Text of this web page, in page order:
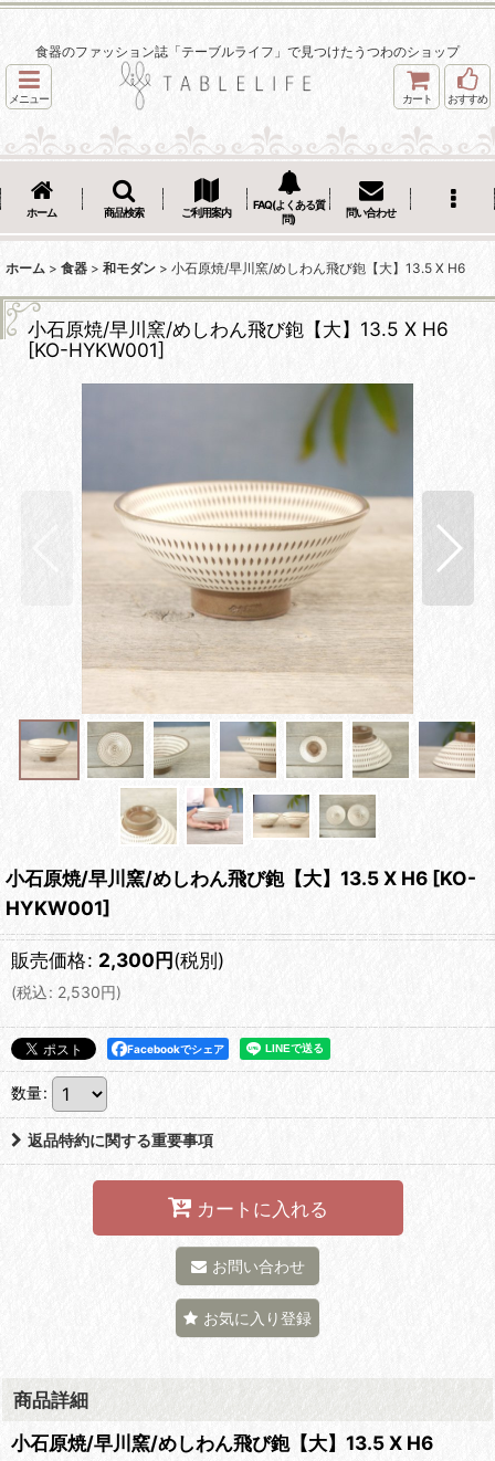
食器のファッション誌「テーブルライフ」で見つけたうつわのショップ
メニュー カート おすすめ
ホーム 商品検索 ご利用案内
FAQ(よくある質
問)
問い合わせ
ホーム > 食器 > 和モダン > 小石原焼/早川窯/めしわん飛び鉋【大】13.5 X H6
小石原焼/早川窯/めしわん飛び鉋【大】13.5 X H6
[KO-HYKW001]
小石原焼/早川窯/めしわん飛び鉋【大】13.5 X H6 [KO-
HYKW001]
販売価格: 2,300円(税別)
(税込: 2,530円)
Facebookでシェア
数量:
返品特約に関する重要事項
カートに入れる
お問い合わせ
お気に入り登録
商品詳細
小石原焼/早川窯/めしわん飛び鉋【大】13.5 X H6